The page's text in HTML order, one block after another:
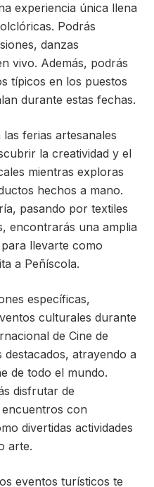
experiencia única llena
Podrás
danzas
vivo. Además, podrás
típicos en los puestos
durante estas fechas.
ferias artesanales
la creatividad y el
mientras exploras
hechos a mano.
pasando por textiles
encontrarás una amplia
llevarte como
a Peñíscola.
específicas,
culturales durante
de Cine de
destacados, atrayendo a
de todo el mundo.
disfrutar de
con
divertidas actividades
arte.
eventos turísticos te